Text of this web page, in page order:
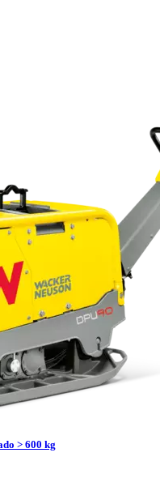
> 600 kg